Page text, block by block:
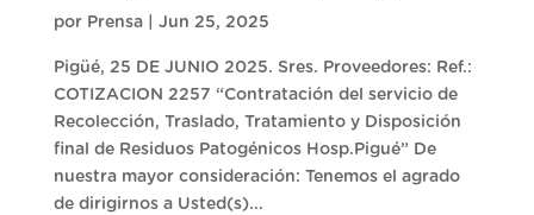
por Prensa| Jun 25, 2025
Pigüé, 25 DE JUNIO 2025. Sres. Proveedores: Ref.:
COTIZACION 2257 “Contratación del servicio de
Recolección, Traslado, Tratamiento y Disposición
final de Residuos Patogénicos Hosp.Pigué” De
nuestra mayor consideración: Tenemos el agrado
de dirigirnos a Usted(s)...